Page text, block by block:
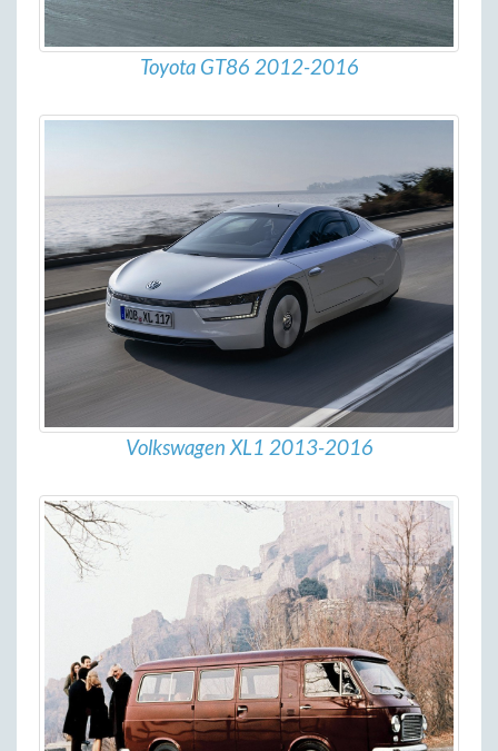
Toyota GT86 2012-2016
Volkswagen XL1 2013-2016